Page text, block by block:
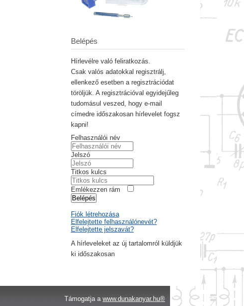
Belépés
Hírlevélre való feliratkozás.
Csak valós adatokkal regisztrálj,
ellenkező esetben a regisztrációdat
töröljük. A regisztrációval egyidejűleg
tudomásul veszed, hogy e-mail
címedre időszakosan hírlevelet fogsz
kapni!
Felhasználói név
Jelszó
Titkos kulcs
Emlékezzen rám
Belépés
Fiók létrehozása
Elfelejtette felhasználónevét?
Elfelejtette jelszavát?
A hírleveleket az új tartalomról küldjük
ki időszakosan
Támogatja a www.dunakanyar.hu®